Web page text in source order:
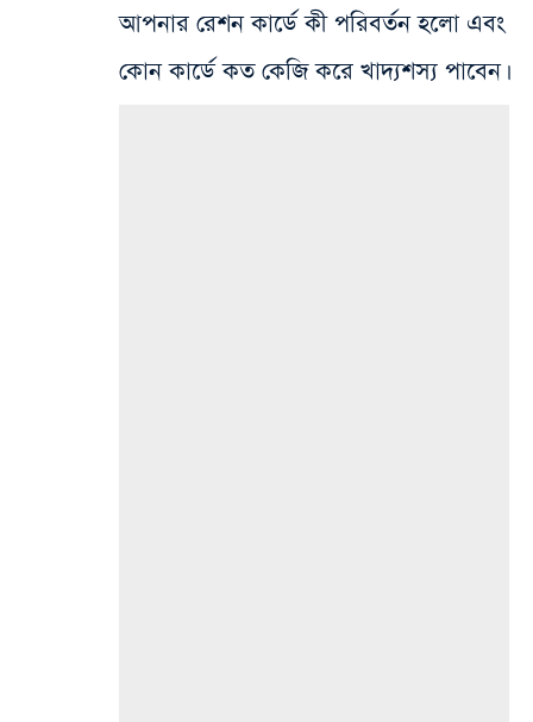
আপনার রেশন কার্ডে কী পরিবর্তন হলো এবং
কোন কার্ডে কত কেজি করে খাদ্যশস্য পাবেন।